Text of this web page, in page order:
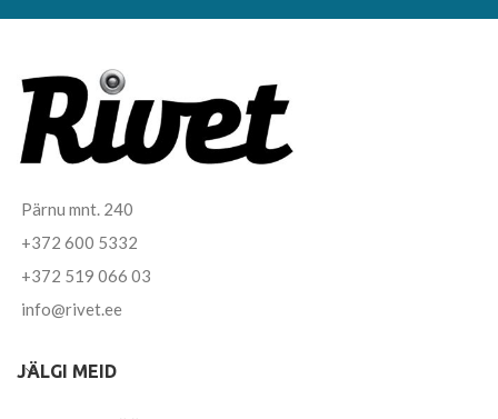
Pärnu mnt. 240
+372 600 5332
+372 519 066 03
info@rivet.ee
JÄLGI MEID